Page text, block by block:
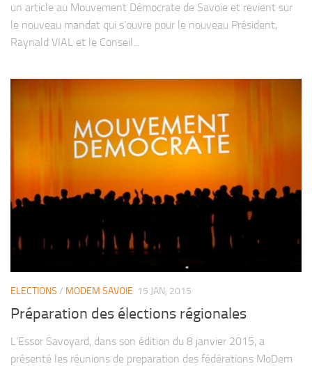
un article au Mouvement Démocrate de Savoie et revient sur
le nouveau mandat qui s’ouvre pour le nouveau Président,
Raynald VIAL et le Conseil...
ELECTIONS / MODEM SAVOIE 15 JAN, 2015
Préparation des élections régionales
L’Essor Savoyard, dans son édition du 8 janvier 2015, a
présenté les réunions de preparation des fédérations MoDem